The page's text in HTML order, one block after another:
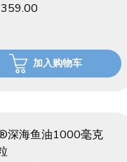
加入购物车
深海鱼油1000毫克